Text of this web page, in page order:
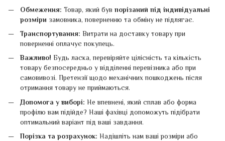
Обмеження: Товар, який був порізаний під індивідуальні
розміри замовника, поверненню та обміну не підлягає.
Транспортування: Витрати на доставку товару при
поверненні оплачує покупець.
Важливо! Будь ласка, перевіряйте цілісність та кількість
товару безпосередньо у відділенні перевізника або при
самовивозі. Претензії щодо механічних пошкоджень після
отримання товару не приймаються.
Допомога у виборі: Не впевнені, який сплав або форма
профілю вам підійде? Наші фахівці допоможуть підібрати
оптимальний варіант під ваші завдання.
Порізка та розрахунок: Надішліть нам ваші розміри або